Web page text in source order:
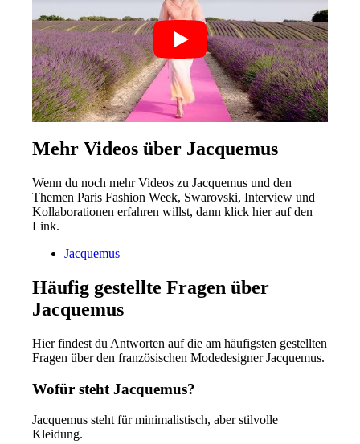
Mehr Videos über Jacquemus
Wenn du noch mehr Videos zu Jacquemus und den
Themen Paris Fashion Week, Swarovski, Interview und
Kollaborationen erfahren willst, dann klick hier auf den
Link.
Jacquemus
Häufig gestellte Fragen über
Jacquemus
Hier findest du Antworten auf die am häufigsten gestellten
Fragen über den französischen Modedesigner Jacquemus.
Wofür steht Jacquemus?
Jacquemus steht für minimalistisch, aber stilvolle
Kleidung.